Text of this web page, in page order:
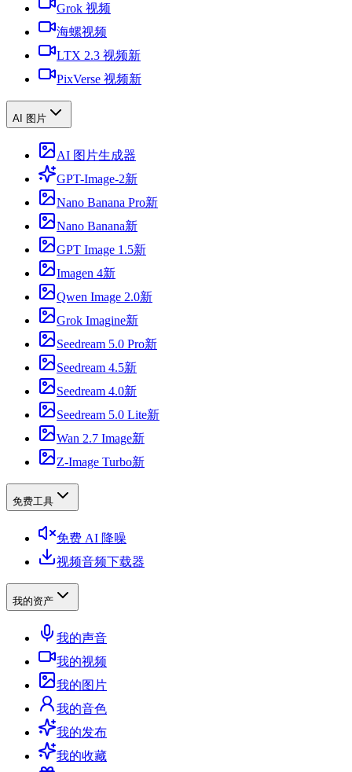
Grok 视频
海螺视频
LTX 2.3 视频新
PixVerse 视频新
AI 图片
AI 图片生成器
GPT-Image-2新
Nano Banana Pro新
Nano Banana新
GPT Image 1.5新
Imagen 4新
Qwen Image 2.0新
Grok Imagine新
Seedream 5.0 Pro新
Seedream 4.5新
Seedream 4.0新
Seedream 5.0 Lite新
Wan 2.7 Image新
Z-Image Turbo新
免费工具
免费 AI 降噪
视频音频下载器
我的资产
我的声音
我的视频
我的图片
我的音色
我的发布
我的收藏